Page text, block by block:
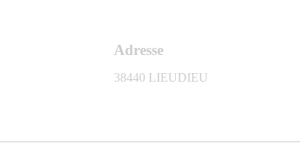
Adresse
38440 LIEUDIEU